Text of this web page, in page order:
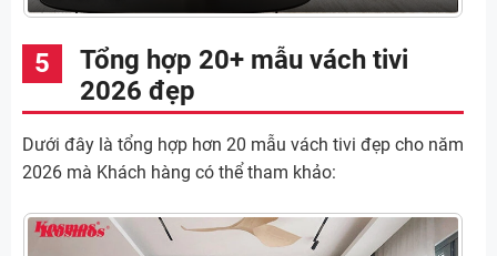
Tổng hợp 20+ mẫu vách tivi
2026 đẹp
Dưới đây là tổng hợp hơn 20 mẫu vách tivi đẹp cho năm
2026 mà Khách hàng có thể tham khảo: